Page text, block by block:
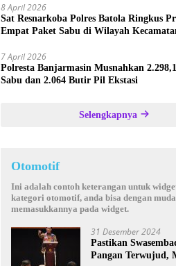
8 April 2026
Sat Resnarkoba Polres Batola Ringkus
Empat Paket Sabu di Wilayah
7 April 2026
Polresta Banjarmasin Musnahkan
Sabu dan 2.064 Butir Pil Ekstasi
Selengkapnya
Otomotif
Ini adalah contoh keterangan untuk
kategori otomotif, anda bisa dengan
memasukkannya pada widget.
31 Desember 2024
Pastikan
Pangan Terwujud,